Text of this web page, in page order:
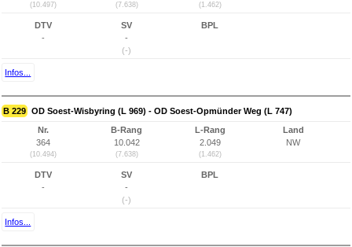
(10.497) (7.638) (1.462)
DTV
-
SV
-
(-)
BPL
Infos...
B 229 OD Soest-Wisbyring (L 969) - OD Soest-Opmünder Weg (L 747)
Nr.
364
(10.494)
B-Rang
10.042
(7.638)
L-Rang
2.049
(1.462)
Land
NW
DTV
-
SV
-
(-)
BPL
Infos...